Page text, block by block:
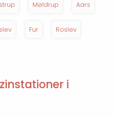
Møldrup Aars
Fur Roslev
i